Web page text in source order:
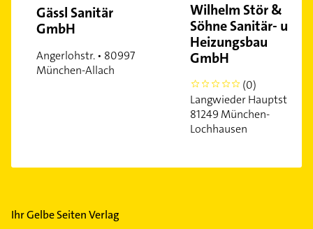
Ramersdorf
Schwabing
Schwabing-West
Schwanthalerhöhe
Gässl Sanitär
GmbH
Angerlohstr. • 80997
München-Allach
Wilhelm Stör &
Söhne Sanitär- und
Heizungsbau
GmbH
0
(0)
Langwieder Hauptstr. •
81249 München-
Lochhausen
Ihr Gelbe Seiten Verlag